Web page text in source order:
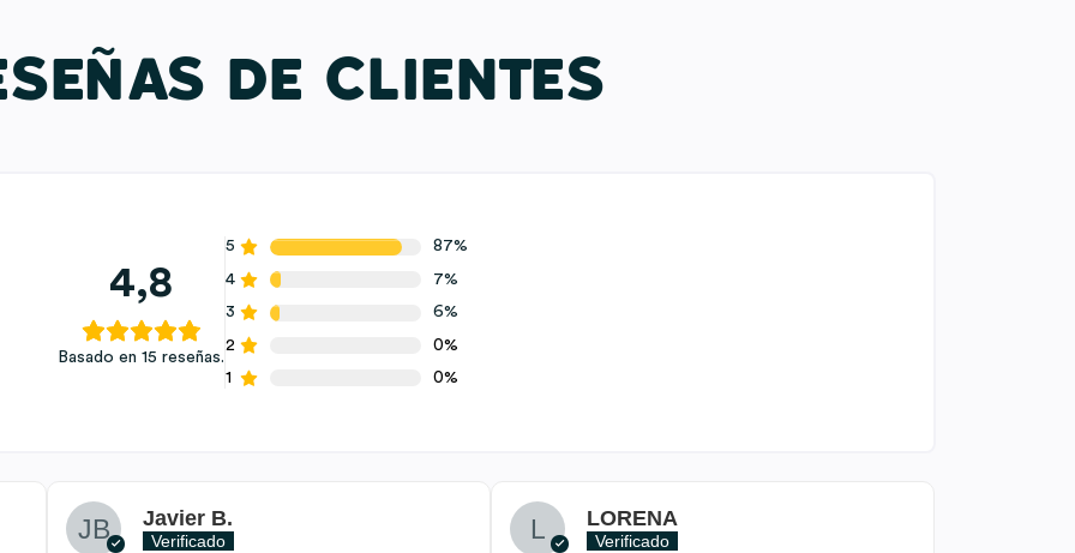
DE CLIENTES
4,8
Basado en 15 reseñas.
5
87%
4
7%
3
6%
2
0%
1
0%
Javier B.
Verificado
LORENA
Verificado